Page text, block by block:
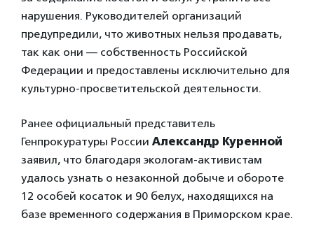
нарушения. Руководителей организаций
предупредили, что животных нельзя продавать,
так как они — собственность Российской
Федерации и предоставлены исключительно для
культурно-просветительской деятельности.
Ранее официальный представитель
Генпрокуратуры России Александр Куренной
заявил, что благодаря экологам-активистам
удалось узнать о незаконной добыче и обороте
12 особей косаток и 90 белух, находящихся на
базе временного содержания в Приморском крае.